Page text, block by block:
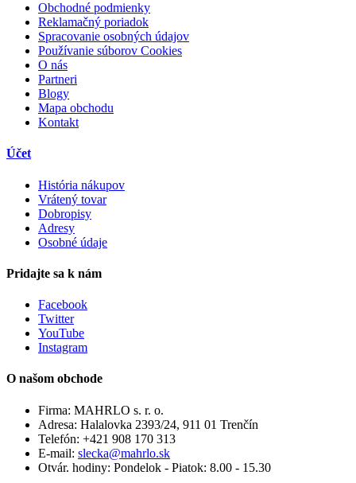
Obchodné podmienky
Reklamačný poriadok
Spracovanie osobných údajov
Používanie súborov Cookies
O nás
Partneri
Blogy
Mapa obchodu
Kontakt
Účet
História nákupov
Vrátený tovar
Dobropisy
Adresy
Osobné údaje
Pridajte sa k nám
Facebook
Twitter
YouTube
Instagram
O našom obchode
Firma: MAHRLO s. r. o.
Adresa: Halalovka 2393/24, 911 01 Trenčín
Telefón: +421 908 170 313
E-mail: slecka@mahrlo.sk
Otvár. hodiny: Pondelok - Piatok: 8.00 - 15.30